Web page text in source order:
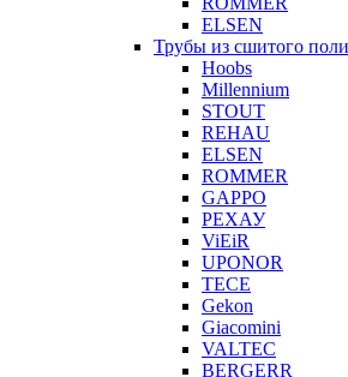
ELSEN
Трубы из сшитого
Hoobs
Millennium
STOUT
REHAU
ELSEN
ROMMER
GAPPO
РЕХАУ
ViEiR
UPONOR
TECE
Gekon
Giacomini
VALTEC
BERGERR